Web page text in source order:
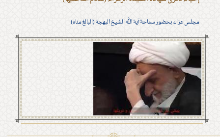
مجلس عزاء بحضور سماحة آية الله الشيخ البهجة (البالغ مناه)